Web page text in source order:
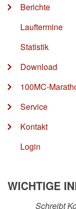
Berichte
Lauftermine
Statistik
Download
100MC-
Service
Kontakt
Login
WICHTIGE
Schreibt